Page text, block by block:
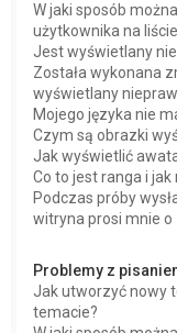
W jaki sposób
użytkownika na
Jest wyświetlany
Została wykonana
wyświetlany
Mojego języka nie
Czym są obrazki
Jak wyświetlić
Co to jest ranga i
Podczas próby
witryna prosi mnie o
Problemy z
Jak utworzyć nowy
temacie?